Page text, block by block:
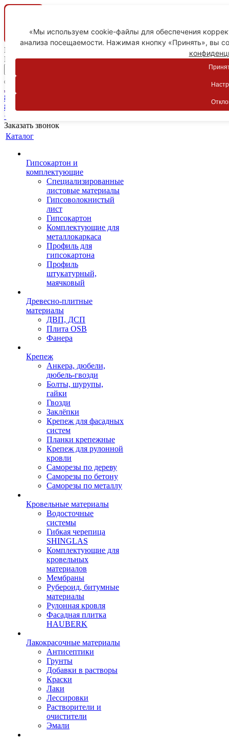
Ваш город
Пятигорск
Личный кабинет
8-800-775-59-89
8-800-775-59-89
+7 918 754-83-77
Заказать звонок
Каталог
Гипсокартон и
комплектующие
Специализированные
листовые материалы
Гипсоволокнистый
лист
Гипсокартон
Комплектующие для
металлокаркаса
Профиль для
гипсокартона
Профиль
штукатурный,
маячковый
Древесно-плитные
материалы
ДВП, ДСП
Плита OSB
Фанера
Крепеж
Анкера, дюбели,
дюбель-гвозди
Болты, шурупы,
гайки
Гвозди
Заклёпки
Крепеж для фасадных
систем
Планки крепежные
Крепеж для рулонной
кровли
Саморезы по дереву
Саморезы по бетону
Саморезы по металлу
Кровельные материалы
Водосточные
системы
Гибкая черепица
SHINGLAS
Комплектующие для
кровельных
материалов
Мембраны
Рубероид, битумные
материалы
Рулонная кровля
Фасадная плитка
HAUBERK
Лакокрасочные материалы
Антисептики
Грунты
Добавки в растворы
Краски
Лаки
Лессировки
Растворители и
очистители
Эмали
«Мы используем cookie-файлы для обеспечения
анализа посещаемости. Нажимая кнопку «Принять», вы